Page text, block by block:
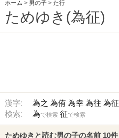
ホーム > 男の子 > た行
ためゆき(為征)
漢字: 為之 為侑 為幸 為往 為征
検索:
為で検索 征で検索
ためゆきと読む男の子の名前 10件